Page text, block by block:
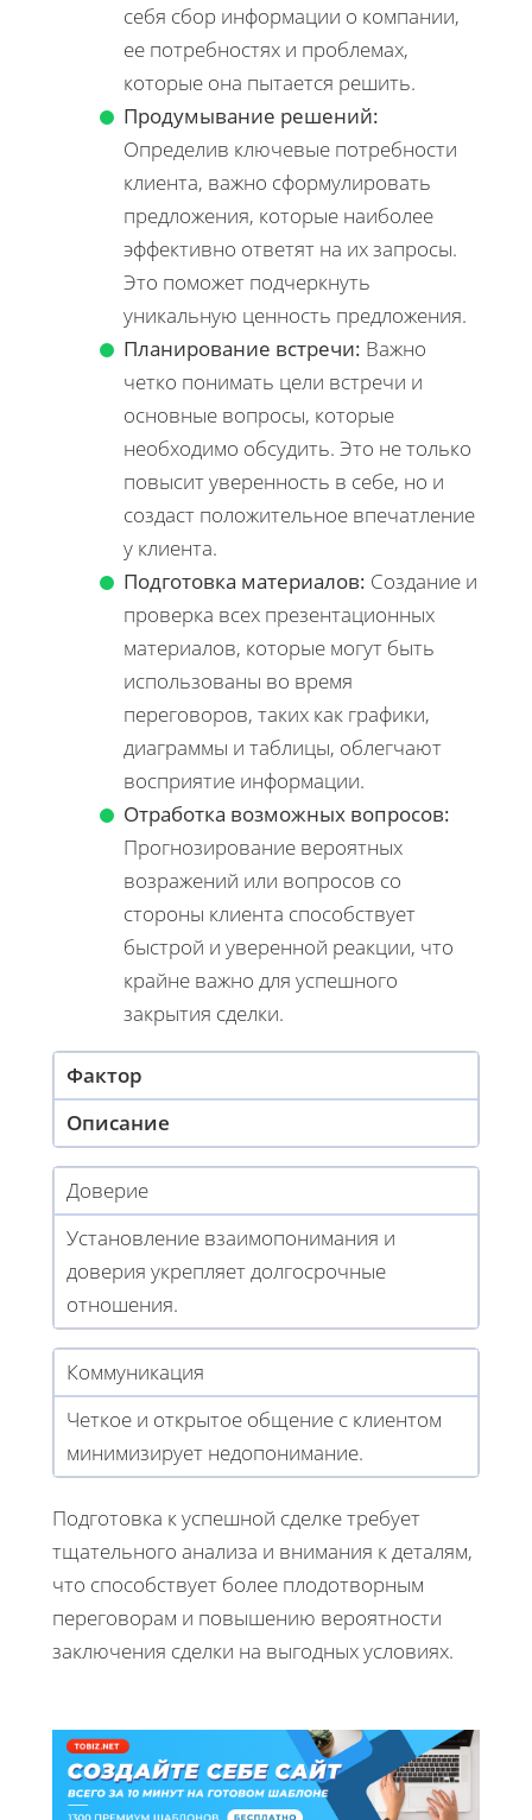
себя сбор информации о компании,
ее потребностях и проблемах,
которые она пытается решить.
Продумывание решений:
Определив ключевые потребности
клиента, важно сформулировать
предложения, которые наиболее
эффективно ответят на их запросы.
Это поможет подчеркнуть
уникальную ценность предложения.
Планирование встречи: Важно
четко понимать цели встречи и
основные вопросы, которые
необходимо обсудить. Это не только
повысит уверенность в себе, но и
создаст положительное впечатление
у клиента.
Подготовка материалов: Создание и
проверка всех презентационных
материалов, которые могут быть
использованы во время
переговоров, таких как графики,
диаграммы и таблицы, облегчают
восприятие информации.
Отработка возможных вопросов:
Прогнозирование вероятных
возражений или вопросов со
стороны клиента способствует
быстрой и уверенной реакции, что
крайне важно для успешного
закрытия сделки.
Фактор
Описание
Доверие
Установление взаимопонимания и
доверия укрепляет долгосрочные
отношения.
Коммуникация
Четкое и открытое общение с клиентом
минимизирует недопонимание.
Подготовка к успешной сделке требует
тщательного анализа и внимания к деталям,
что способствует более плодотворным
переговорам и повышению вероятности
заключения сделки на выгодных условиях.